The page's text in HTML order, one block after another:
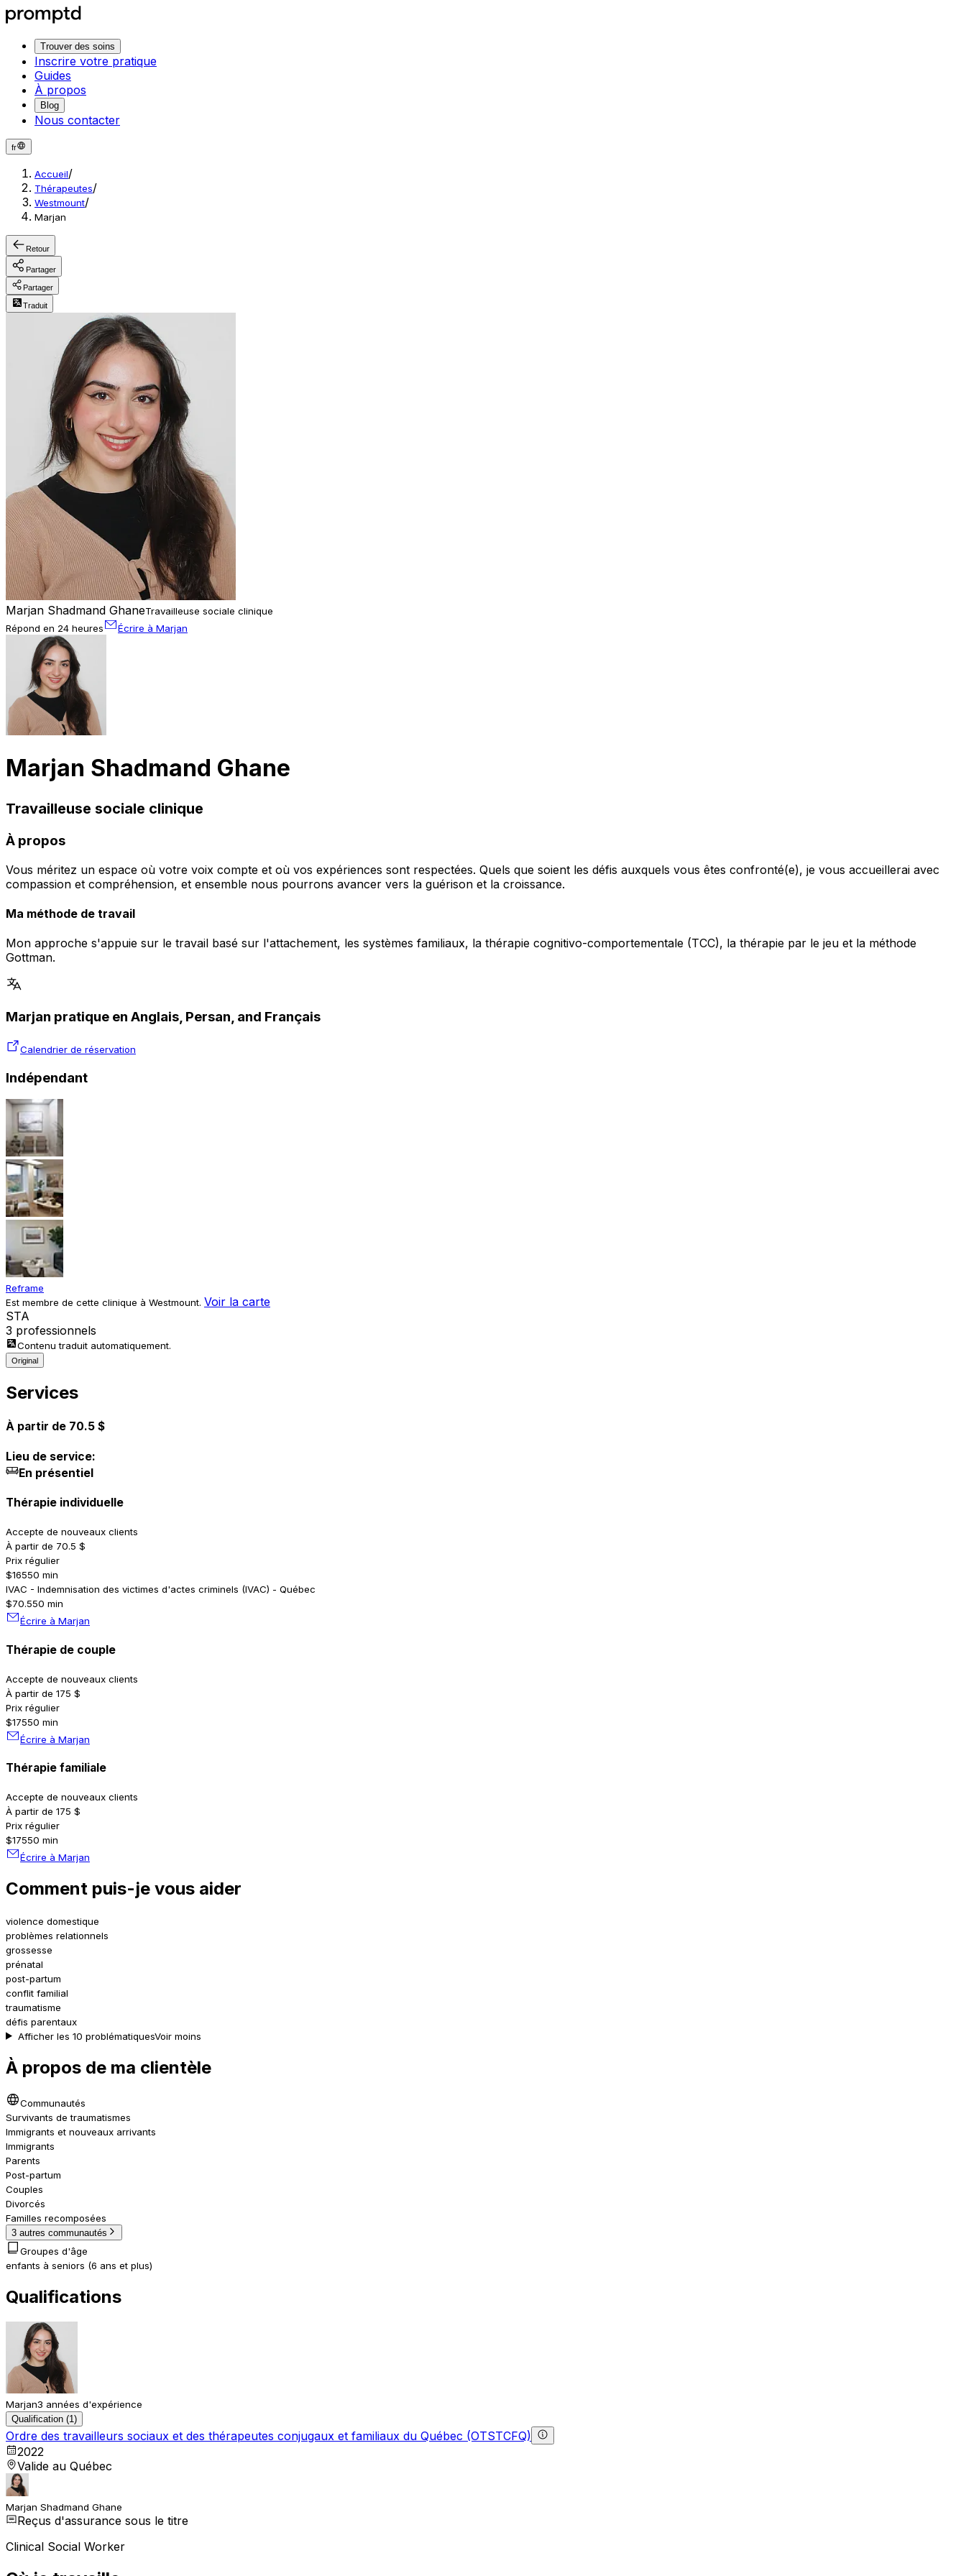
Trouver des soins
Inscrire votre pratique
Guides
À propos
Blog
Nous contacter
fr
Accueil/
Thérapeutes/
Westmount/
Marjan
Retour
Partager
Partager
Traduit
Marjan Shadmand GhaneTravailleuse sociale clinique
Répond en 24 heures
Écrire à Marjan
Marjan Shadmand Ghane
Travailleuse sociale clinique
À propos
Vous méritez un espace où votre voix compte et où vos expériences sont respectées. Quels que soient les défis auxquels vous êtes confronté(e), je vous accueillerai avec
compassion et compréhension, et ensemble nous pourrons avancer vers la guérison et la croissance.
Ma méthode de travail
Mon approche s'appuie sur le travail basé sur l'attachement, les systèmes familiaux, la thérapie cognitivo-comportementale (TCC), la thérapie par le jeu et la méthode
Gottman.
Marjan pratique en Anglais, Persan, and Français
Calendrier de réservation
Indépendant
Reframe
Est membre de cette clinique à Westmount. Voir la carte
STA
3 professionnels
Contenu traduit automatiquement.
Original
Services
À partir de 70.5 $
Lieu de service:
En présentiel
Thérapie individuelle
Accepte de nouveaux clients
À partir de 70.5 $
Prix régulier
$16550 min
IVAC - Indemnisation des victimes d'actes criminels (IVAC) - Québec
$70.550 min
Écrire à Marjan
Thérapie de couple
Accepte de nouveaux clients
À partir de 175 $
Prix régulier
$17550 min
Écrire à Marjan
Thérapie familiale
Accepte de nouveaux clients
À partir de 175 $
Prix régulier
$17550 min
Écrire à Marjan
Comment puis-je vous aider
violence domestique
problèmes relationnels
grossesse
prénatal
post-partum
conflit familial
traumatisme
défis parentaux
Afficher les 10 problématiquesVoir moins
À propos de ma clientèle
Communautés
Survivants de traumatismes
Immigrants et nouveaux arrivants
Immigrants
Parents
Post-partum
Couples
Divorcés
Familles recomposées
3 autres communautés
Groupes d'âge
enfants à seniors (6 ans et plus)
Qualifications
Marjan3 années d'expérience
Qualification (1)
Ordre des travailleurs sociaux et des thérapeutes conjugaux et familiaux du Québec (OTSTCFQ)
2022
Valide au Québec
Marjan Shadmand Ghane
Reçus d'assurance sous le titre
Clinical Social Worker